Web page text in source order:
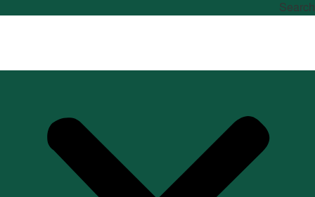
Search